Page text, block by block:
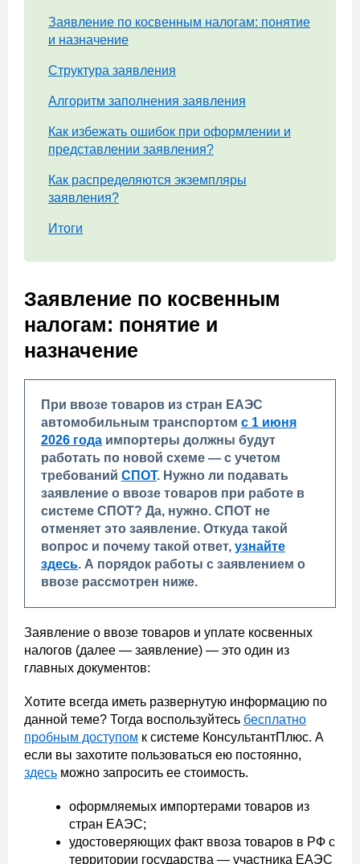
Заявление по косвенным налогам: понятие
и назначение
Структура заявления
Алгоритм заполнения заявления
Как избежать ошибок при оформлении и
представлении заявления?
Как распределяются экземпляры
заявления?
Итоги
Заявление по косвенным
налогам: понятие и
назначение
При ввозе товаров из стран ЕАЭС
автомобильным транспортом с 1 июня
2026 года импортеры должны будут
работать по новой схеме — с учетом
требований СПОТ. Нужно ли подавать
заявление о ввозе товаров при работе в
системе СПОТ? Да, нужно. СПОТ не
отменяет это заявление. Откуда такой
вопрос и почему такой ответ, узнайте
здесь. А порядок работы с заявлением о
ввозе рассмотрен ниже.
Заявление о ввозе товаров и уплате косвенных
налогов (далее — заявление) — это один из
главных документов:
Хотите всегда иметь развернутую информацию по
данной теме? Тогда воспользуйтесь бесплатно
пробным доступом к системе КонсультантПлюс. А
если вы захотите пользоваться ею постоянно,
здесь можно запросить ее стоимость.
оформляемых импортерами товаров из
стран ЕАЭС;
удостоверяющих факт ввоза товаров в РФ с
территории государства — участника ЕАЭС